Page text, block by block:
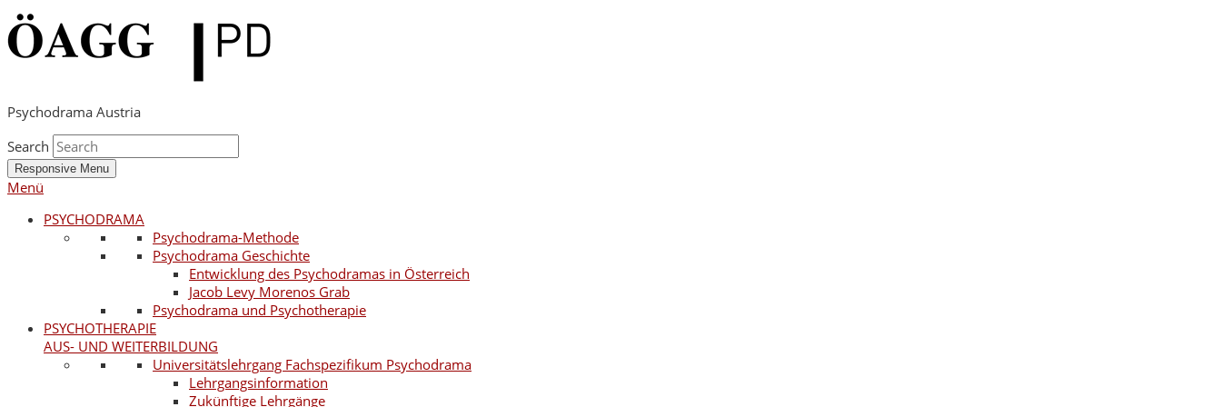
Psychodrama Austria
Search
Responsive Menu
Menü
PSYCHODRAMA
Psychodrama-Methode
Psychodrama Geschichte
Entwicklung des Psychodramas in Österreich
Jacob Levy Morenos Grab
Psychodrama und Psychotherapie
PSYCHOTHERAPIE
AUS- UND WEITERBILDUNG
Universitätslehrgang Fachspezifikum Psychodrama
Lehrgangsinformation
Zukünftige Lehrgänge